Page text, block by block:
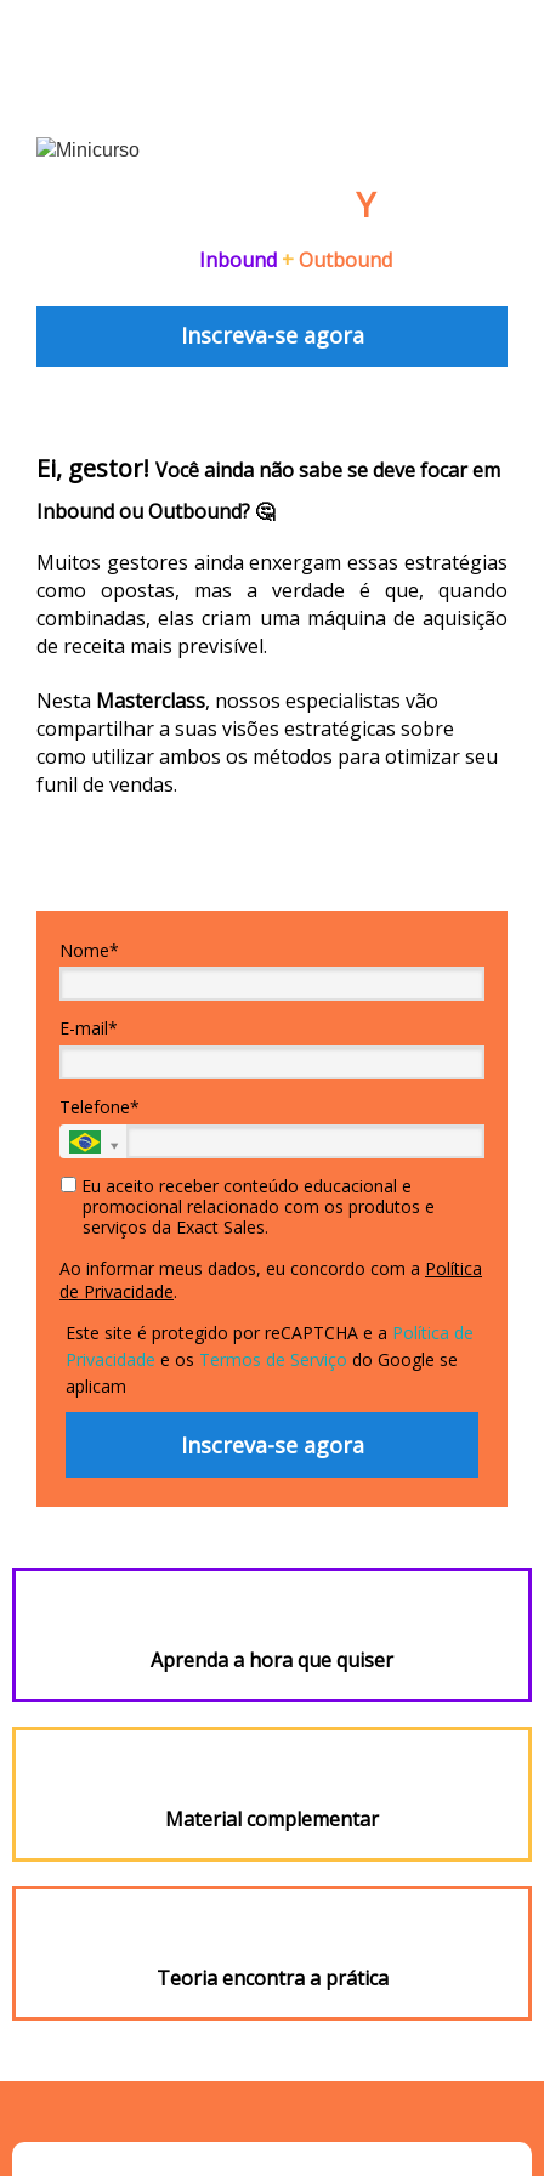
Y:
Inbound +Outbound
Inscreva-se agora
Ei, gestor! Você ainda não sabe se deve focar em
Inbound ou Outbound? 🤔
Muitos gestores ainda enxergam essas estratégias
como opostas, mas a verdade é que, quando
combinadas, elas criam uma máquina de aquisição
de receita mais previsível.
Nesta Masterclass, nossos especialistas vão
compartilhar a suas visões estratégicas sobre
como utilizar ambos os métodos para otimizar seu
funil de vendas.
Nome*
E-mail*
Telefone*
Eu aceito receber conteúdo educacional e
promocional relacionado com os produtos e
serviços da Exact Sales.
Ao informar meus dados, eu concordo com a Política
de Privacidade.
Este site é protegido por reCAPTCHA e a Política de
Privacidade e os Termos de Serviço do Google se
aplicam
Inscreva-se agora
Aprenda a hora que quiser
Material complementar
Teoria encontra a prática